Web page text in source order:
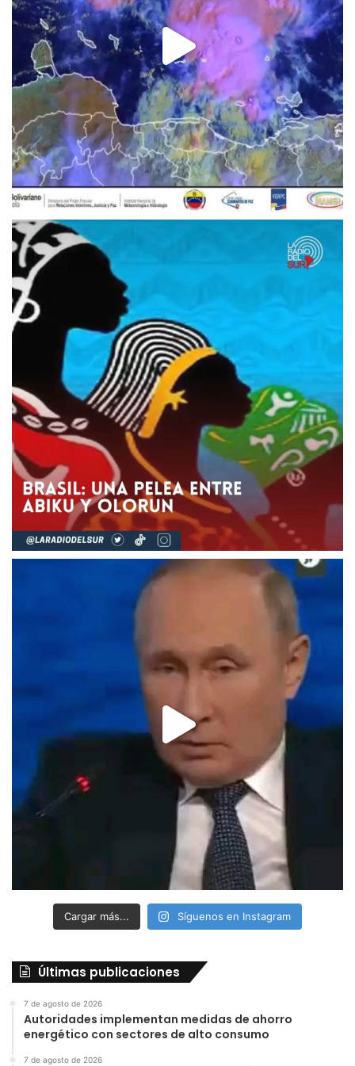
Cargar más... Síguenos en Instagram
Últimas publicaciones
7 de agosto de 2026
Autoridades implementan medidas de ahorro
energético con sectores de alto consumo
7 de agosto de 2026